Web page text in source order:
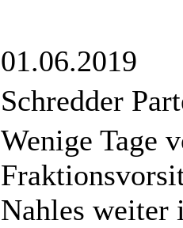
01.06.2019
Schredder
Wenige Tage
Nahles weiter